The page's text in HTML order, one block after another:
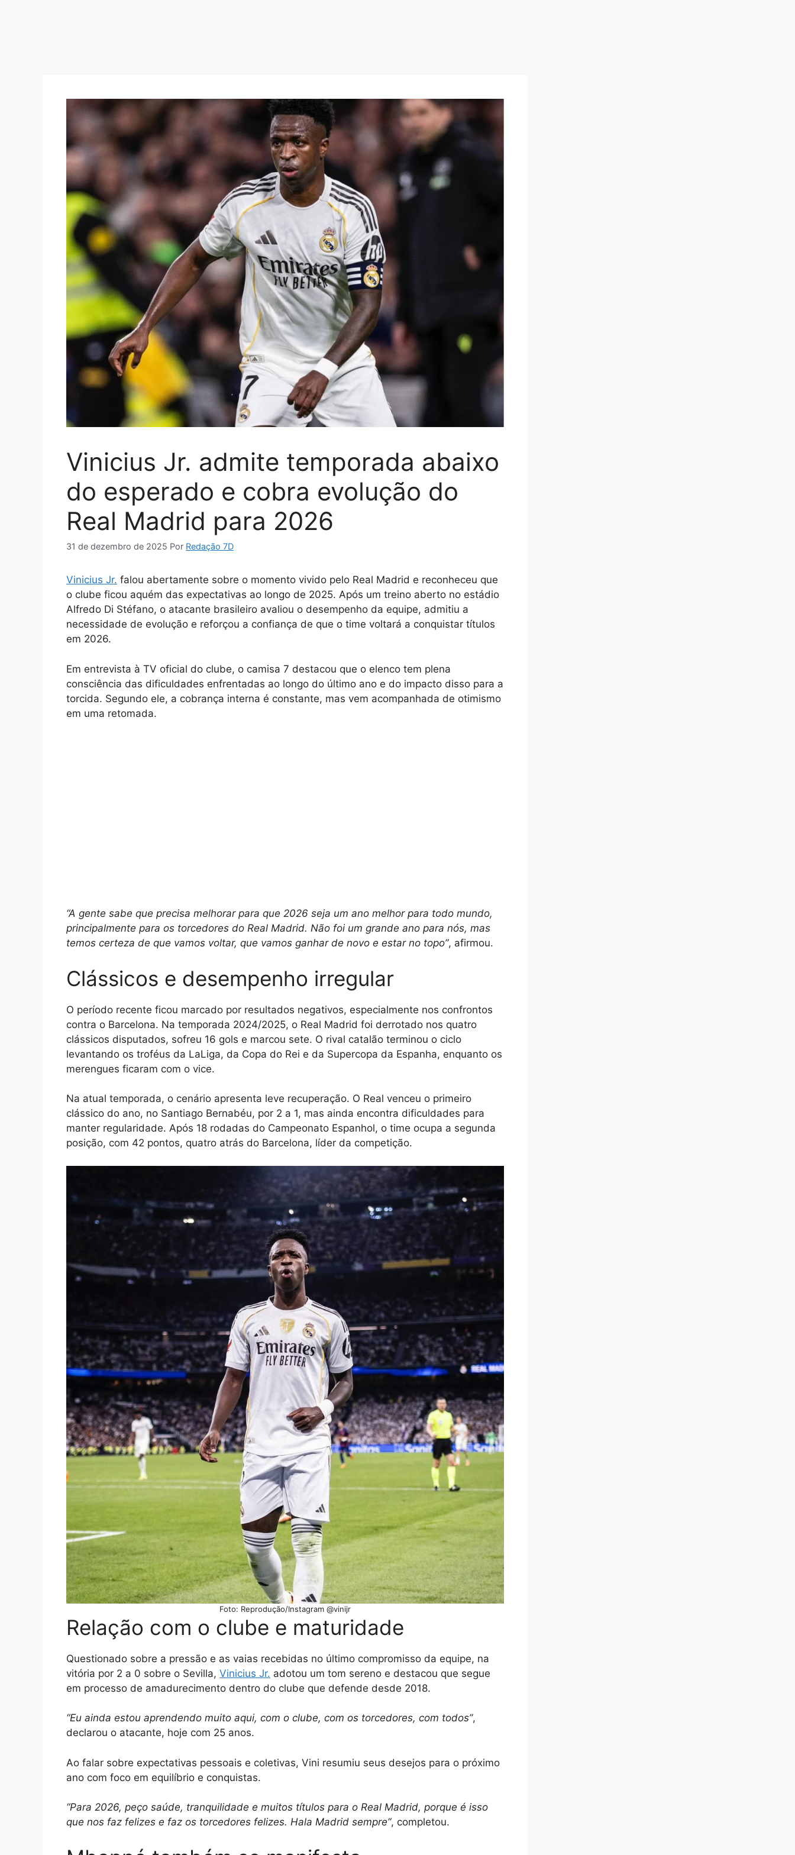
Vinicius Jr. admite temporada abaixo
do esperado e cobra evolução do
Real Madrid para 2026
31 de dezembro de 2025 Por Redação 7D
Vinicius Jr. falou abertamente sobre o momento vivido pelo Real Madrid e reconheceu que
o clube ficou aquém das expectativas ao longo de 2025. Após um treino aberto no estádio
Alfredo Di Stéfano, o atacante brasileiro avaliou o desempenho da equipe, admitiu a
necessidade de evolução e reforçou a confiança de que o time voltará a conquistar títulos
em 2026.
Em entrevista à TV oficial do clube, o camisa 7 destacou que o elenco tem plena
consciência das dificuldades enfrentadas ao longo do último ano e do impacto disso para a
torcida. Segundo ele, a cobrança interna é constante, mas vem acompanhada de otimismo
em uma retomada.
“A gente sabe que precisa melhorar para que 2026 seja um ano melhor para todo mundo,
principalmente para os torcedores do Real Madrid. Não foi um grande ano para nós, mas
temos certeza de que vamos voltar, que vamos ganhar de novo e estar no topo”, afirmou.
Clássicos e desempenho irregular
O período recente ficou marcado por resultados negativos, especialmente nos confrontos
contra o Barcelona. Na temporada 2024/2025, o Real Madrid foi derrotado nos quatro
clássicos disputados, sofreu 16 gols e marcou sete. O rival catalão terminou o ciclo
levantando os troféus da LaLiga, da Copa do Rei e da Supercopa da Espanha, enquanto os
merengues ficaram com o vice.
Na atual temporada, o cenário apresenta leve recuperação. O Real venceu o primeiro
clássico do ano, no Santiago Bernabéu, por 2 a 1, mas ainda encontra dificuldades para
manter regularidade. Após 18 rodadas do Campeonato Espanhol, o time ocupa a segunda
posição, com 42 pontos, quatro atrás do Barcelona, líder da competição.
Foto: Reprodução/Instagram @vinijr
Relação com o clube e maturidade
Questionado sobre a pressão e as vaias recebidas no último compromisso da equipe, na
vitória por 2 a 0 sobre o Sevilla, Vinicius Jr. adotou um tom sereno e destacou que segue
em processo de amadurecimento dentro do clube que defende desde 2018.
“Eu ainda estou aprendendo muito aqui, com o clube, com os torcedores, com todos”,
declarou o atacante, hoje com 25 anos.
Ao falar sobre expectativas pessoais e coletivas, Vini resumiu seus desejos para o próximo
ano com foco em equilíbrio e conquistas.
“Para 2026, peço saúde, tranquilidade e muitos títulos para o Real Madrid, porque é isso
que nos faz felizes e faz os torcedores felizes. Hala Madrid sempre”, completou.